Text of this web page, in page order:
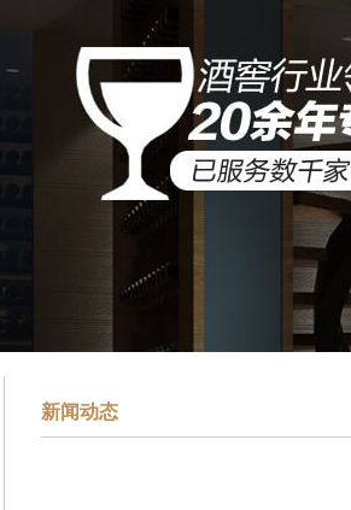
新闻动态